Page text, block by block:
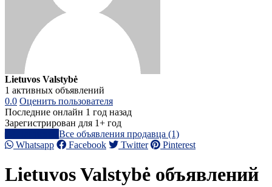
Lietuvos Valstybė
1 активных объявлений
0.0 Оценить пользователя
Последние онлайн 1 год назад
Зарегистрирован для 1+ год
Все объявления продавца (1)
Whatsapp
Facebook Twitter Pinterest
Lietuvos Valstybė объявлений